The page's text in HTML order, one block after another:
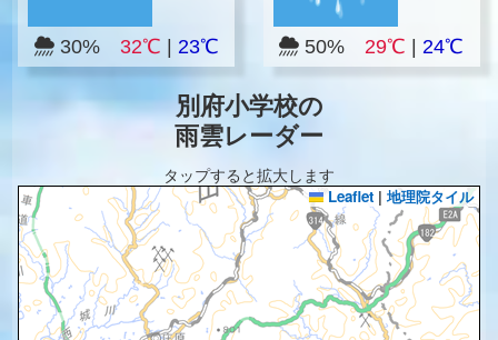
30% 32℃ 23℃ 50%29℃ |24℃
別府小学校の
雨雲レーダー
タップすると拡大します
Leaflet | 地理院タイル